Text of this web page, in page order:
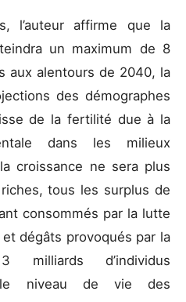
l’auteur affirme que la
un maximum de 8
aux alentours de 2040, la
des démographes
de la fertilité due à la
dans les milieux
croissance ne sera plus
tous les surplus de
consommés par la lutte
dégâts provoqués par la
milliards d’individus
le niveau de vie des